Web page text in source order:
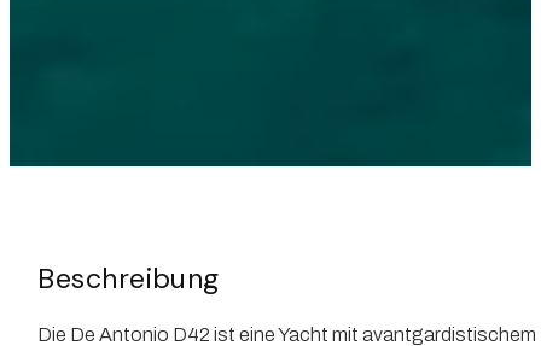
Beschreibung
Die De Antonio D42 ist eine Yacht mit avantgardistischem